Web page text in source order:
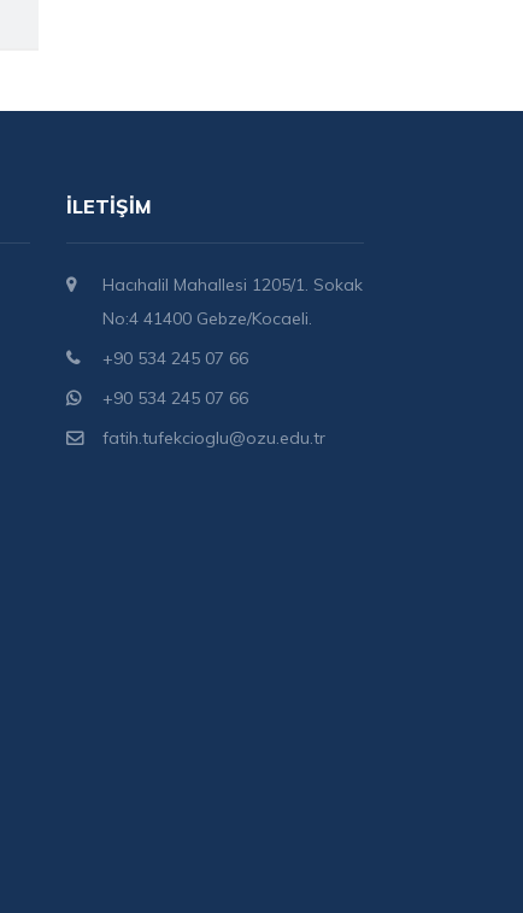
İLETIŞIM
Hacıhalil Mahallesi 1205/1. Sokak
No:4 41400 Gebze/Kocaeli.
+90 534 245 07 66
+90 534 245 07 66
fatih.tufekcioglu@ozu.edu.tr